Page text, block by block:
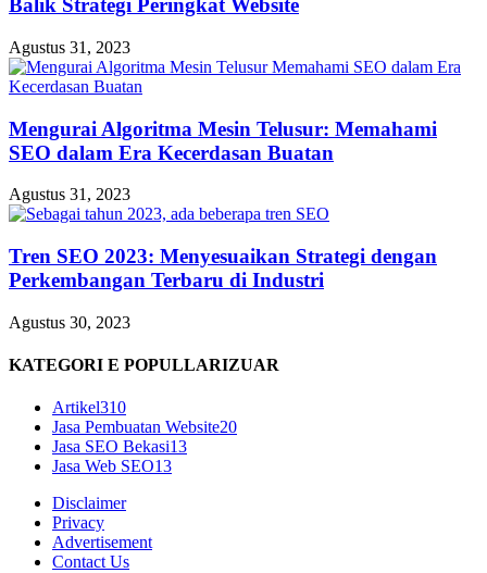
Balik Strategi Peringkat Website
Agustus 31, 2023
Mengurai Algoritma Mesin Telusur: Memahami
SEO dalam Era Kecerdasan Buatan
Agustus 31, 2023
Tren SEO 2023: Menyesuaikan Strategi dengan
Perkembangan Terbaru di Industri
Agustus 30, 2023
KATEGORI E POPULLARIZUAR
Artikel310
Jasa Pembuatan Website20
Jasa SEO Bekasi13
Jasa Web SEO13
Disclaimer
Privacy
Advertisement
Contact Us